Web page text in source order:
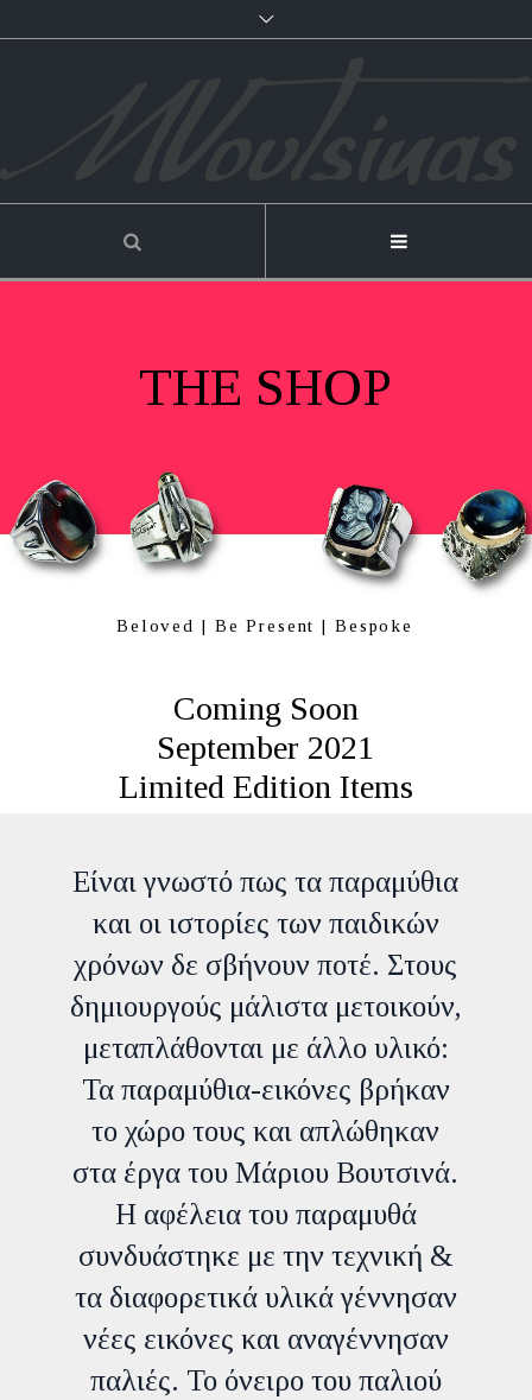
Beloved | Be Present | Bespoke
THE SHOP
Coming Soon
September 2021
Limited Edition Items
Είναι γνωστό πως τα παραμύθια
και οι ιστορίες των παιδικών
χρόνων δε σβήνουν ποτέ. Στους
δημιουργούς μάλιστα μετοικούν,
μεταπλάθονται με άλλο υλικό:
Τα παραμύθια-εικόνες βρήκαν
το χώρο τους και απλώθηκαν
στα έργα του Μάριου Βουτσινά.
Η αφέλεια του παραμυθά
συνδυάστηκε με την τεχνική &
τα διαφορετικά υλικά γέννησαν
νέες εικόνες και αναγέννησαν
παλιές. Το όνειρο του παλιού